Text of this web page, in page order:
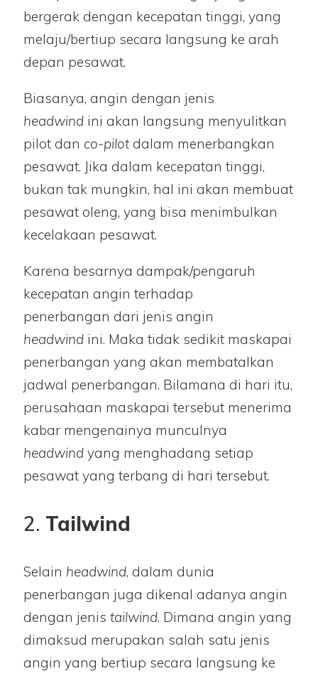
bergerak dengan kecepatan tinggi, yang
melaju/bertiup secara langsung ke arah
depan pesawat.
Biasanya, angin dengan jenis
headwind ini akan langsung menyulitkan
pilot dan co-pilotdalam menerbangkan
pesawat. Jika dalam kecepatan tinggi,
bukan tak mungkin, hal ini akan membuat
pesawat oleng, yang bisa menimbulkan
kecelakaan pesawat.
Karena besarnya dampak/pengaruh
kecepatan angin terhadap
penerbangan dari jenis angin
headwind ini. Maka tidak sedikit maskapai
penerbangan yang akan membatalkan
jadwal penerbangan. Bilamana di hari itu,
perusahaan maskapai tersebut menerima
kabar mengenainya munculnya
headwind yang menghadang setiap
pesawat yang terbang di hari tersebut.
2. Tailwind
Selain headwind, dalam dunia
penerbangan juga dikenal adanya angin
dengan jenis tailwind. Dimana angin yang
dimaksud merupakan salah satu jenis
angin yang bertiup secara langsung ke